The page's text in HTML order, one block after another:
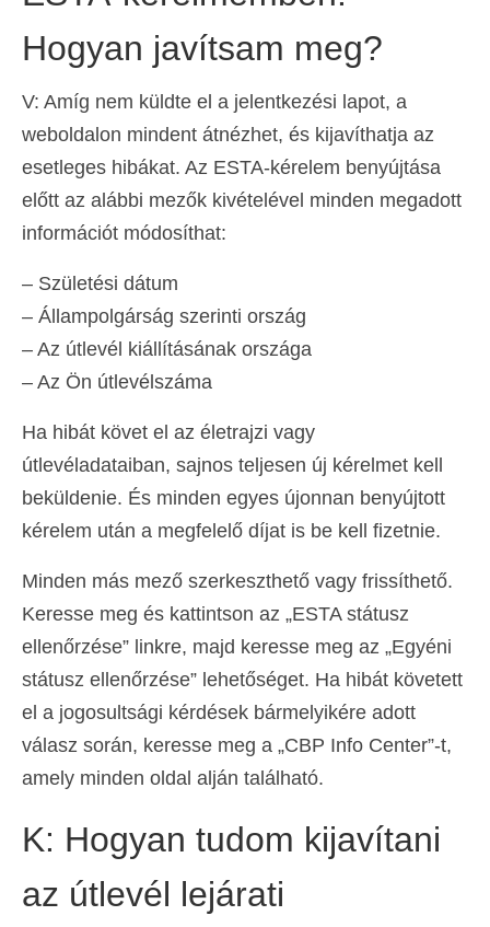
עברית (Héber)
Italiano(Olasz)
日本語
한국어(Koreai)
Norsk bokmål(
Polski(Lengyel
Slovenčina(Szlovák
Slovenščina(Szlovén)
Español(Spanyol)
Hogyan javítsam meg?
V: Amíg nem küldte el a jelentkezési lapot, a
weboldalon mindent átnézhet, és kijavíthatja az
esetleges hibákat. Az ESTA-kérelem benyújtása
előtt az alábbi mezők kivételével minden megadott
információt módosíthat:
– Születési dátum
– Állampolgárság szerinti ország
– Az útlevél kiállításának országa
– Az Ön útlevélszáma
Ha hibát követ el az életrajzi vagy
útlevéladataiban, sajnos teljesen új kérelmet kell
beküldenie. És minden egyes újonnan benyújtott
kérelem után a megfelelő díjat is be kell fizetnie.
Minden más mező szerkeszthető vagy frissíthető.
Keresse meg és kattintson az „ESTA státusz
ellenőrzése” linkre, majd keresse meg az „Egyéni
státusz ellenőrzése” lehetőséget. Ha hibát követett
el a jogosultsági kérdések bármelyikére adott
válasz során, keresse meg a „CBP Info Center”-t,
amely minden oldal alján található.
K: Hogyan tudom kijavítani
az útlevél lejárati